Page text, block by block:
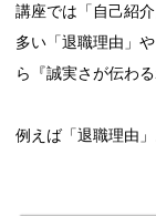
講座では「自己紹
多い「退職理由」
ら『誠実さが伝わ
例えば「退職理由」